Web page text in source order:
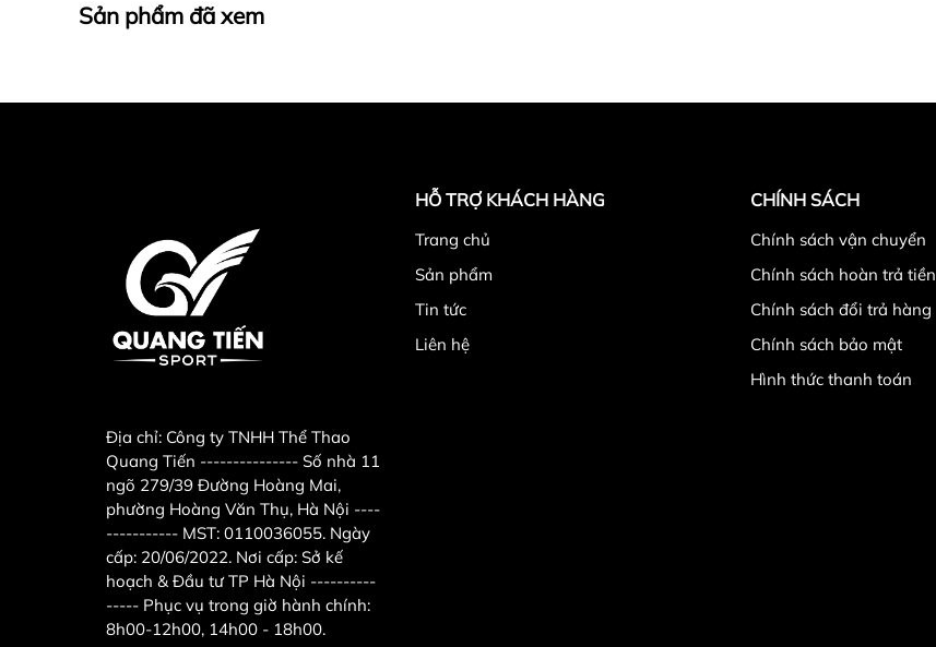
Sản phẩm đã xem
Địa chỉ: Công ty TNHH Thể Thao
Quang Tiến --------------- Số nhà 11
ngõ 279/39 Đường Hoàng Mai,
phường Hoàng Văn Thụ, Hà Nội ----
----------- MST: 0110036055. Ngày
cấp: 20/06/2022. Nơi cấp: Sở kế
hoạch & Đầu tư TP Hà Nội ----------
----- Phục vụ trong giờ hành chính:
8h00-12h00, 14h00 - 18h00.
HỖ TRỢ KHÁCH HÀNG
Trang chủ
Sản phẩm
Tin tức
Liên hệ
CHÍNH SÁCH
Chính sách vận chuyển
Chính sách hoàn trả tiền
Chính sách đổi trả hàng
Chính sách bảo mật
Hình thức thanh toán